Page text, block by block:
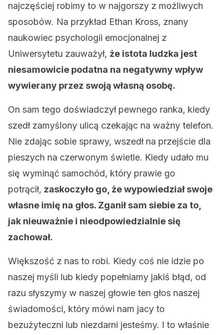
najczęściej robimy to w najgorszy z możliwych
sposobów. Na przykład Ethan Kross, znany
naukowiec psychologii emocjonalnej z
Uniwersytetu zauważył, że istota ludzka jest
niesamowicie podatna na negatywny wpływ
wywierany przez swoją własną osobę.
On sam tego doświadczył pewnego ranka, kiedy
szedł zamyślony ulicą czekając na ważny telefon.
Nie zdając sobie sprawy, wszedł na przejście dla
pieszych na czerwonym świetle. Kiedy udało mu
się wyminąć samochód, który prawie go
potrącił, zaskoczyło go, że wypowiedział swoje
własne imię na głos. Zganił sam siebie za to,
jak nieuważnie i nieodpowiedzialnie się
zachował.
Większość z nas to robi. Kiedy coś nie idzie po
naszej myśli lub kiedy popełniamy jakiś błąd, od
razu słyszymy w naszej głowie ten głos naszej
świadomości, który mówi nam jacy to
bezużyteczni lub niezdarni jesteśmy. I to właśnie